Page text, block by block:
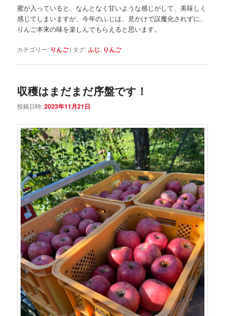
蜜が入っていると、なんとなく甘いような感じがして、美味しく
感じてしまいますが、今年のふじは、見かけで誤魔化されずに、
りんご本来の味を楽しんでもらえると思います。
カテゴリー: りんご | タグ:ふじ, りんご
収穫はまだまだ序盤です！
投稿日時:2023年11月21日